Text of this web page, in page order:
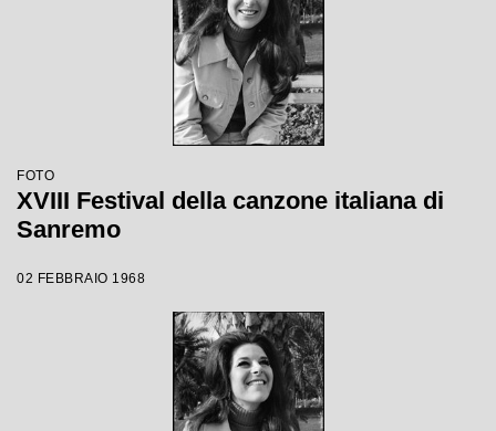
FOTO
XVIII Festival della canzone italiana di
Sanremo
02 FEBBRAIO 1968